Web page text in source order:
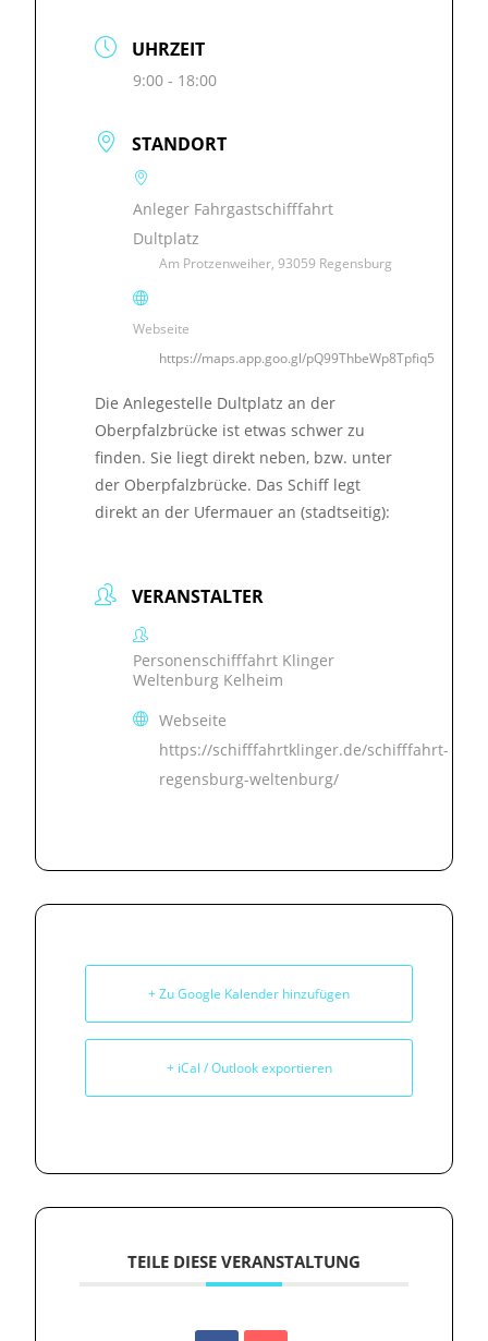
UHRZEIT
9:00 - 18:00
STANDORT
Anleger Fahrgastschifffahrt
Dultplatz
Am Protzenweiher, 93059 Regensburg
Webseite
https://maps.app.goo.gl/pQ99ThbeWp8Tpfiq5
Die Anlegestelle Dultplatz an der
Oberpfalzbrücke ist etwas schwer zu
finden. Sie liegt direkt neben, bzw. unter
der Oberpfalzbrücke. Das Schiff legt
direkt an der Ufermauer an (stadtseitig):
VERANSTALTER
Personenschifffahrt Klinger
Weltenburg Kelheim
Webseite
https://schifffahrtklinger.de/schifffahrt-
regensburg-weltenburg/
+ Zu Google Kalender hinzufügen
+ iCal / Outlook exportieren
TEILE DIESE VERANSTALTUNG